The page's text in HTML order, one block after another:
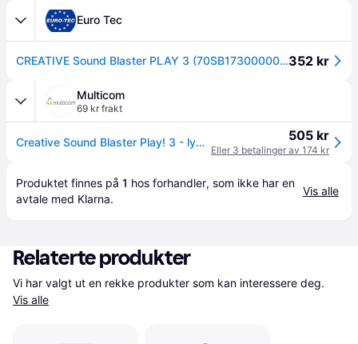
Euro Tec
CREATIVE Sound Blaster PLAY 3 (70SB173000000)352 kr
Multicom
69 kr frakt
Creative Sound Blaster Play! 3 - lydkort (70SB173000000) 505 kr
Eller 3 betalinger av 174 kr
Produktet finnes på 1 hos forhandler, som ikke har en
avtale med Klarna.
Vis alle
Relaterte produkter
Vis alle